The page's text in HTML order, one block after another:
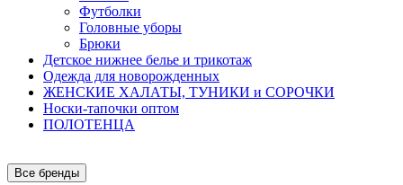
Футболки
Головные уборы
Брюки
Детское нижнее белье и трикотаж
Одежда для новорожденных
ЖЕНСКИЕ ХАЛАТЫ, ТУНИКИ и СОРОЧКИ
Носки-тапочки оптом
ПОЛОТЕНЦА
Все бренды